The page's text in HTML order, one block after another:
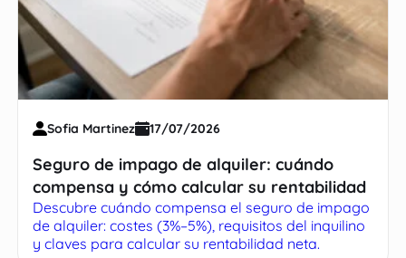
Sofia Martinez 17/07/2026
Seguro de impago de alquiler: cuándo
compensa y cómo calcular su rentabilidad
Descubre cuándo compensa el seguro de impago
de alquiler: costes (3%–5%), requisitos del inquilino
y claves para calcular su rentabilidad neta.